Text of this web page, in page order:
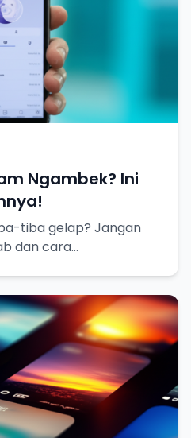
Ngambek? Ini
tiba gelap? Jangan
dan cara